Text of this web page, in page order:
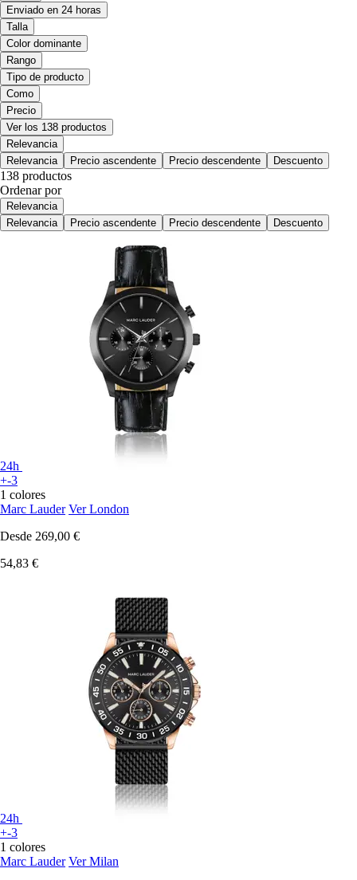
Enviado en 24 horas
Talla
Color dominante
Rango
Tipo de producto
Como
Precio
Ver los 138 productos
Relevancia
Relevancia
Precio ascendente Precio descendente Descuento
138 productos
Ordenar por
Relevancia
Relevancia
Precio ascendente Precio descendente Descuento
24h
+-3
1 colores
Marc Lauder Ver London
Desde 269,00 €
54,83 €
24h
+-3
1 colores
Marc Lauder Ver Milan